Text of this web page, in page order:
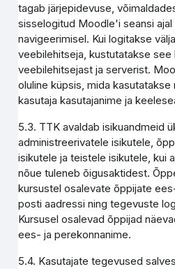
tagab järjepidevuse,
sisselogitud Moodle'i seansi ajal
navigeerimisel. Kui logitakse
veebilehitseja, kustutatakse
veebilehitsejast ja serverist.
oluline küpsis, mida kasutatakse
kasutaja kasutajanime ja
5.3. TTK avaldab isikuandmeid
administreerivatele isikutele,
isikutele ja teistele isikutele, kui
nõue tuleneb õigusaktidest.
kursustel osalevate õppijate
posti aadressi ning tegevuste
Kursusel osalevad õppijad
ees- ja perekonnanime.
5.4. Kasutajate tegevused